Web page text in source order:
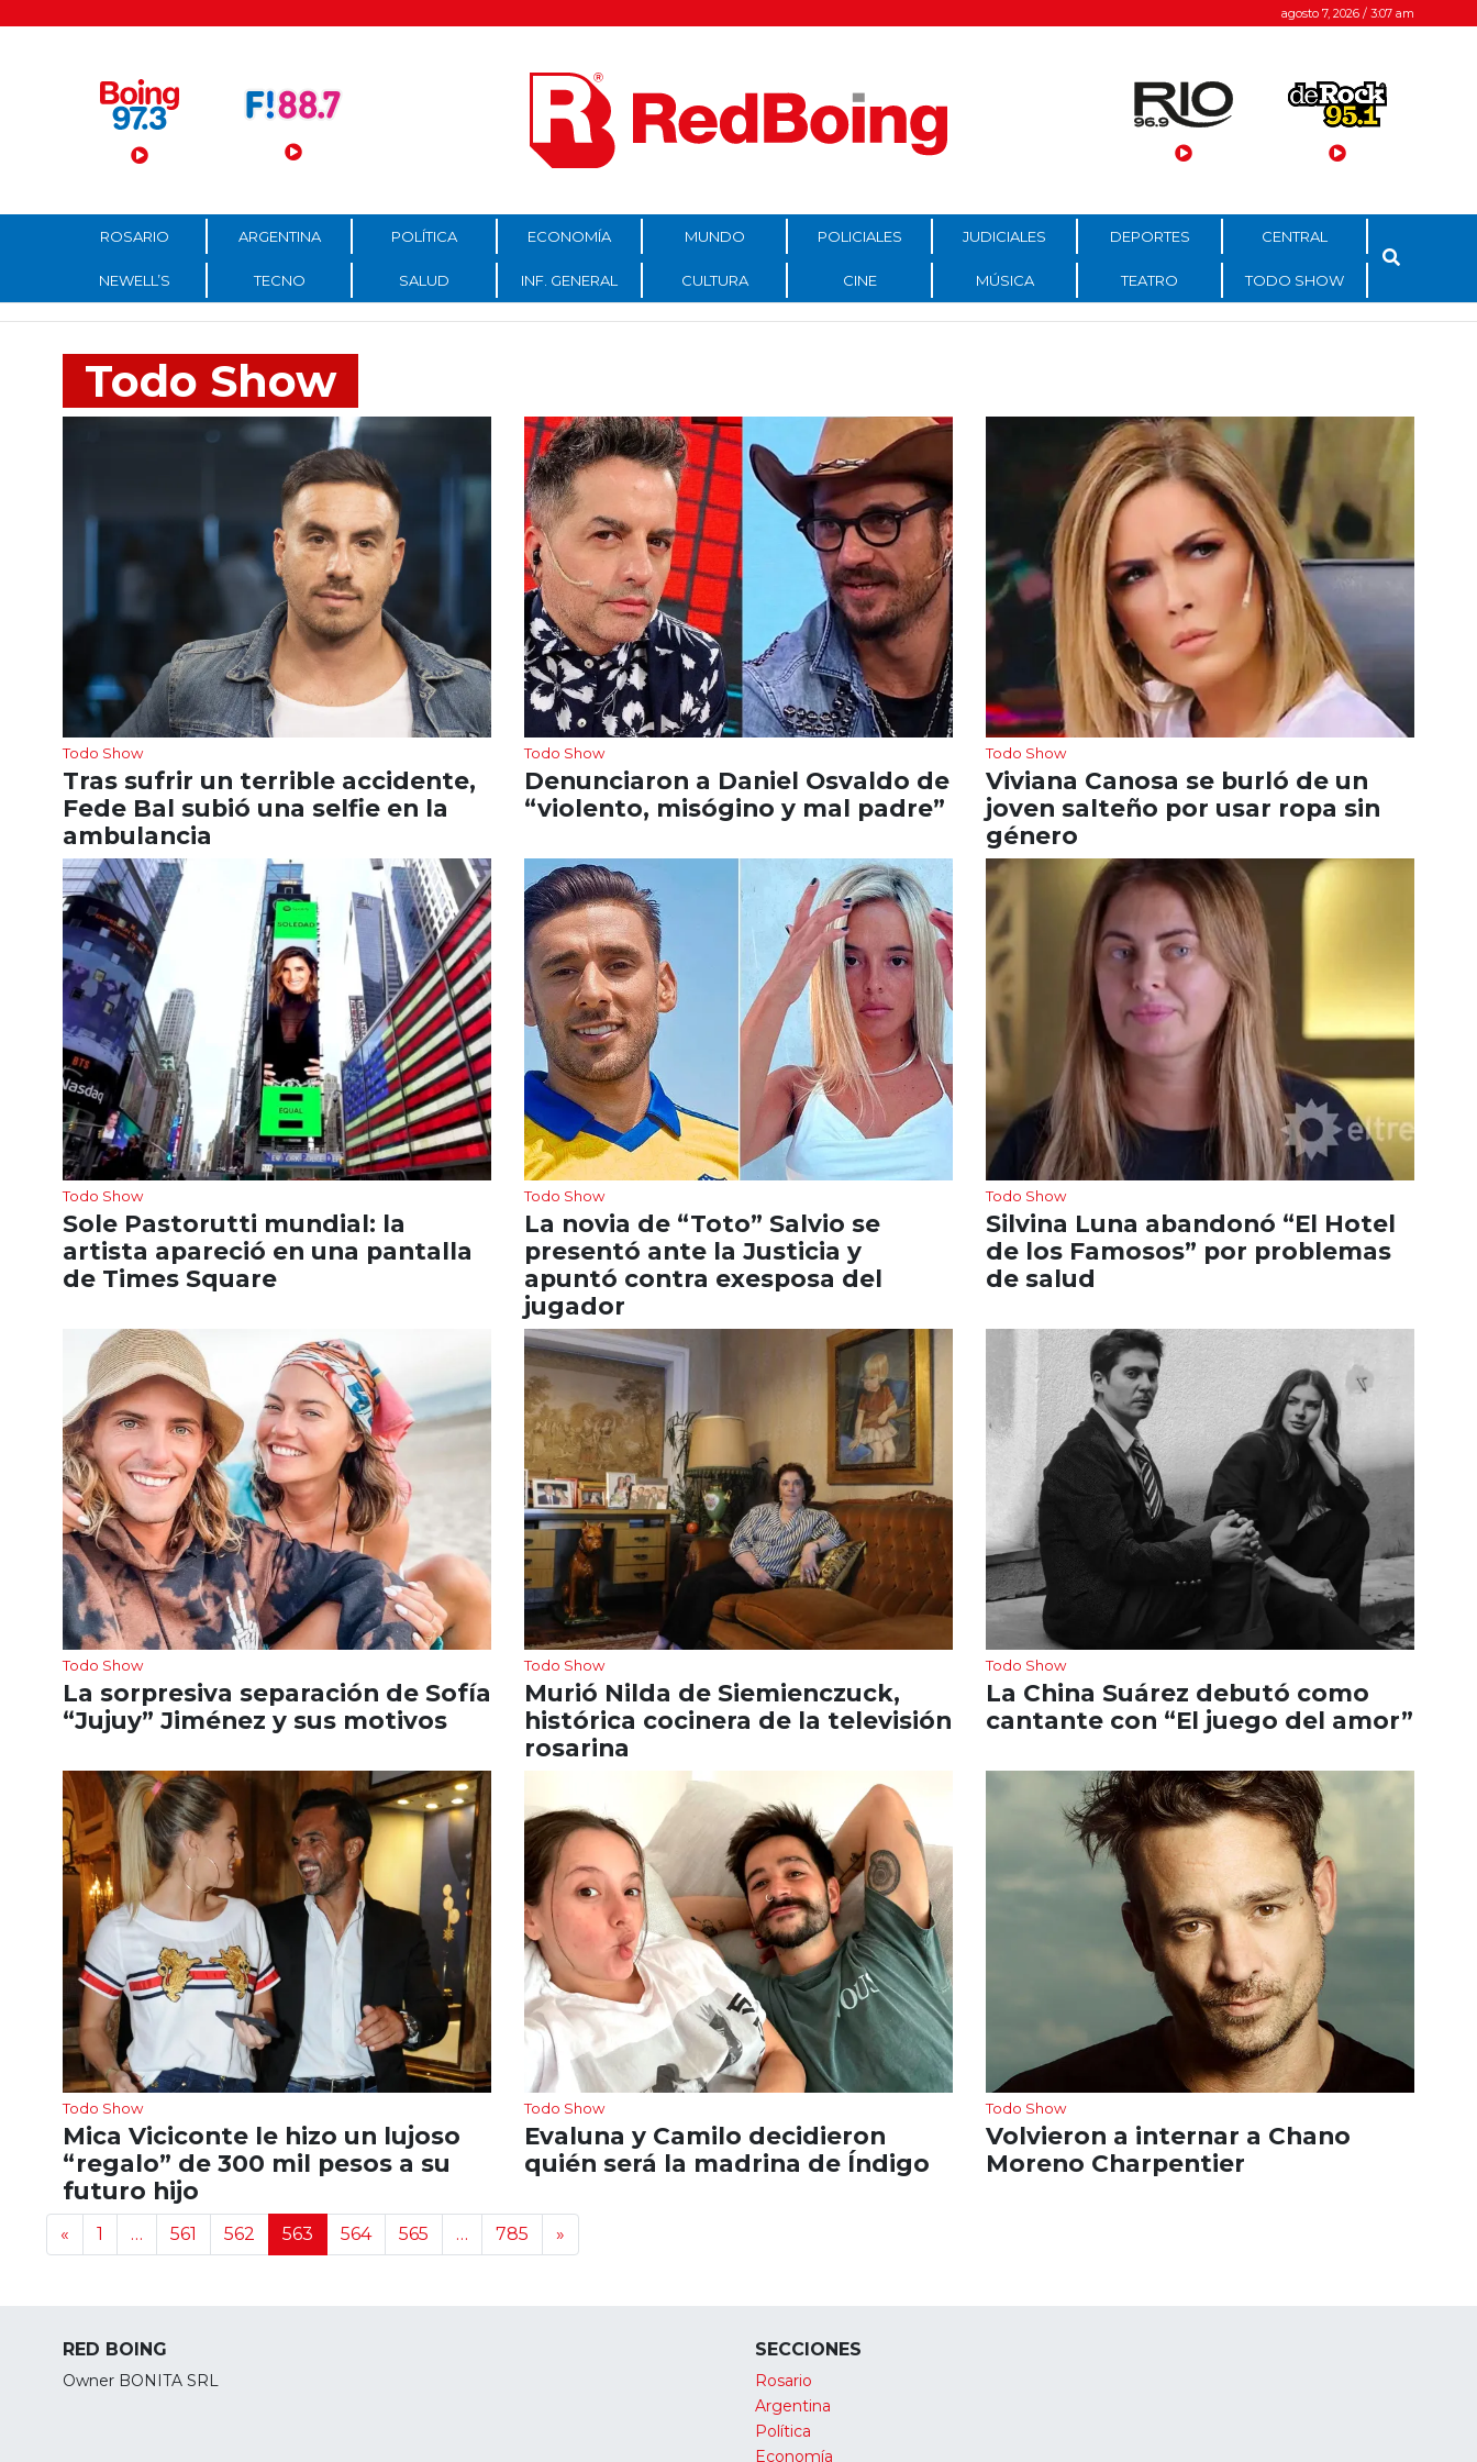
Menú Principal agosto 7, 2026 / 3:07 am
ROSARIO ARGENTINA POLÍTICA ECONOMÍA MUNDO POLICIALES JUDICIALES DEPORTES CENTRAL
NEWELL’S TECNO SALUD INF. GENERAL CULTURA CINE MÚSICA TEATRO TODO SHOW
Todo Show
Todo Show
Tras sufrir un terrible accidente,
Fede Bal subió una selfie en la
ambulancia
Todo Show
Denunciaron a Daniel Osvaldo de
“violento, misógino y mal padre”
Todo Show
Viviana Canosa se burló de un
joven salteño por usar ropa sin
género
Todo Show
Sole Pastorutti mundial: la
artista apareció en una pantalla
de Times Square
Todo Show
La novia de “Toto” Salvio se
presentó ante la Justicia y
apuntó contra exesposa del
jugador
Todo Show
Silvina Luna abandonó “El Hotel
de los Famosos” por problemas
de salud
Todo Show
La sorpresiva separación de Sofía
“Jujuy” Jiménez y sus motivos
Todo Show
Murió Nilda de Siemienczuck,
histórica cocinera de la televisión
rosarina
Todo Show
La China Suárez debutó como
cantante con “El juego del amor”
Todo Show
Mica Viciconte le hizo un lujoso
“regalo” de 300 mil pesos a su
futuro hijo
Todo Show
Evaluna y Camilo decidieron
quién será la madrina de Índigo
Todo Show
Volvieron a internar a Chano
Moreno Charpentier
Navegación de noticias
« 1 … 561 562 563 564 565 … 785 »
RED BOING
Owner BONITA SRL
SECCIONES
Rosario
Argentina
Política
Economía